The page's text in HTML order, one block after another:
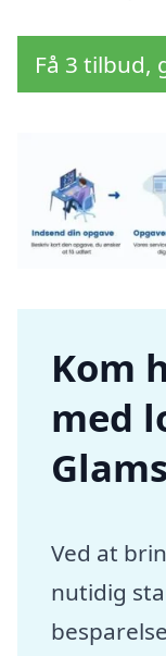
Få 3 tilbud,
Kom
med
Ved at
nutidig